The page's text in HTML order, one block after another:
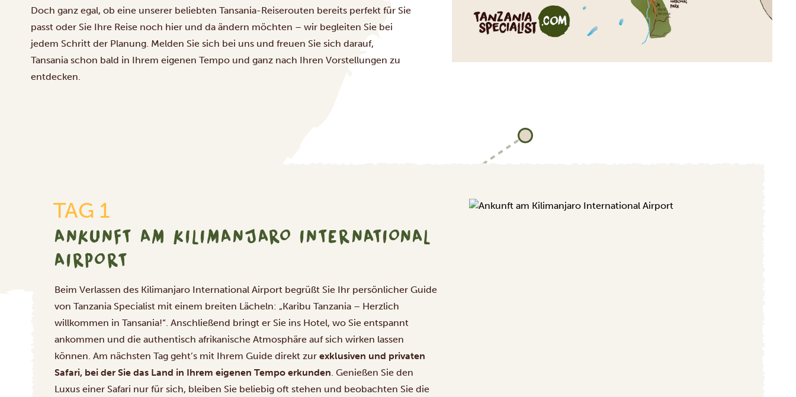
Doch ganz egal, ob eine unserer beliebten Tansania-Reiserouten bereits perfekt für Sie
passt oder Sie Ihre Reise noch hier und da ändern möchten – wir begleiten Sie bei
jedem Schritt der Planung. Melden Sie sich bei uns und freuen Sie sich darauf,
Tansania schon bald in Ihrem eigenen Tempo und ganz nach Ihren Vorstellungen zu
entdecken.
TAG 1
ANKUNFT AM KILIMANJARO INTERNATIONAL
AIRPORT
Beim Verlassen des Kilimanjaro International Airport begrüßt Sie Ihr persönlicher Guide
von Tanzania Specialist mit einem breiten Lächeln: „Karibu Tanzania – Herzlich
willkommen in Tansania!“. Anschließend bringt er Sie ins Hotel, wo Sie entspannt
ankommen und die authentisch afrikanische Atmosphäre auf sich wirken lassen
können. Am nächsten Tag geht’s mit Ihrem Guide direkt zur exklusiven und privaten
Safari, bei der Sie das Land in Ihrem eigenen Tempo erkunden. Genießen Sie den
Luxus einer Safari nur für sich, bleiben Sie beliebig oft stehen und beobachten Sie die